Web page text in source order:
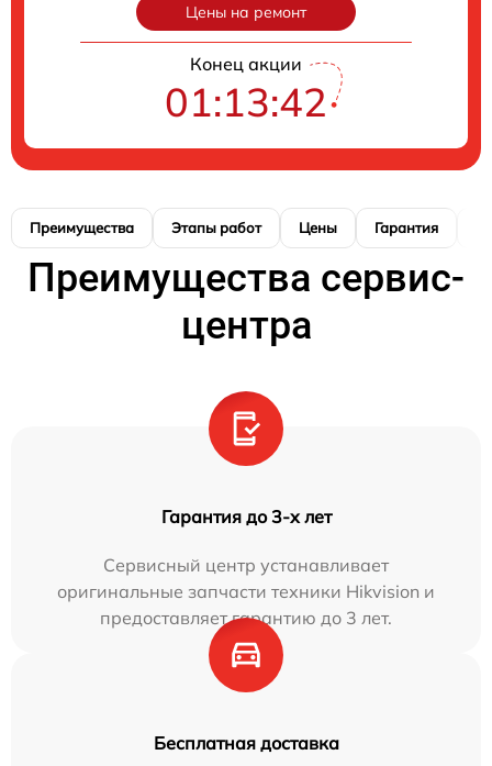
Цены на ремонт
Конец акции
01:13:41
Преимущества Этапы работ Цены Гарантия
Преимущества сервис-
центра
Гарантия до 3-х лет
Сервисный центр устанавливает
оригинальные запчасти техники Hikvision и
предоставляет гарантию до 3 лет.
Бесплатная доставка